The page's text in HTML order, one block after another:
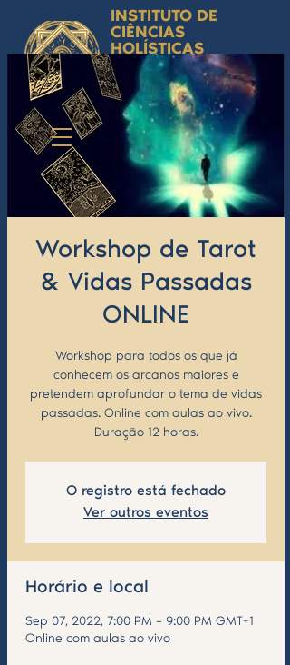
INSTITUTO DE
CIÊNCIAS
HOLÍSTICAS
by Isabel Valente Gomes
Ciência Simbólica
Aplicada e
Desenvolvimento
Humano
Workshop de Tarot
& Vidas Passadas
ONLINE
Workshop para todos os que já
conhecem os arcanos maiores e
pretendem aprofundar o tema de vidas
passadas. Online com aulas ao vivo.
Duração 12 horas.
O registro está fechado
Ver outros eventos
Horário e local
Sep 07, 2022, 7:00 PM – 9:00 PM GMT+1
Online com aulas ao vivo